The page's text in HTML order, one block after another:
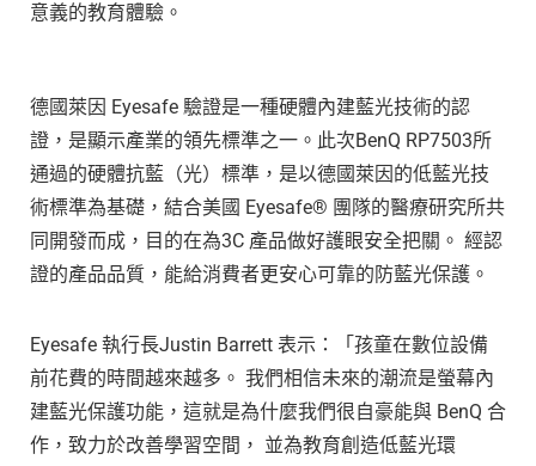
意義的教育體驗。
德國萊因 Eyesafe 驗證是一種硬體內建藍光技術的認
證，是顯示產業的領先標準之一。此次BenQ RP7503所
通過的硬體抗藍（光）標準，是以德國萊因的低藍光技
術標準為基礎，結合美國 Eyesafe® 團隊的醫療研究所共
同開發而成，目的在為3C 產品做好護眼安全把關。 經認
證的產品品質，能給消費者更安心可靠的防藍光保護。
Eyesafe 執行長Justin Barrett 表示：「孩童在數位設備
前花費的時間越來越多。 我們相信未來的潮流是螢幕內
建藍光保護功能，這就是為什麼我們很自豪能與 BenQ 合
作，致力於改善學習空間， 並為教育創造低藍光環